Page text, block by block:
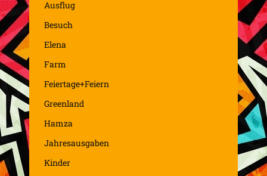
Ausflug
Besuch
Elena
Farm
Feiertage+Feiern
Greenland
Hamza
Jahresausgaben
Kinder